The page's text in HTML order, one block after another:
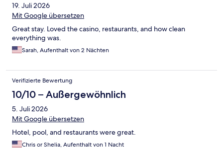
19. Juli 2026
Mit Google übersetzen
Great stay. Loved the casino, restaurants, and how clean
everything was.
Sarah, Aufenthalt von 2 Nächten
Verifizierte Bewertung
10/10 – Außergewöhnlich
5. Juli 2026
Mit Google übersetzen
Hotel, pool, and restaurants were great.
Chris or Shelia, Aufenthalt von 1 Nacht